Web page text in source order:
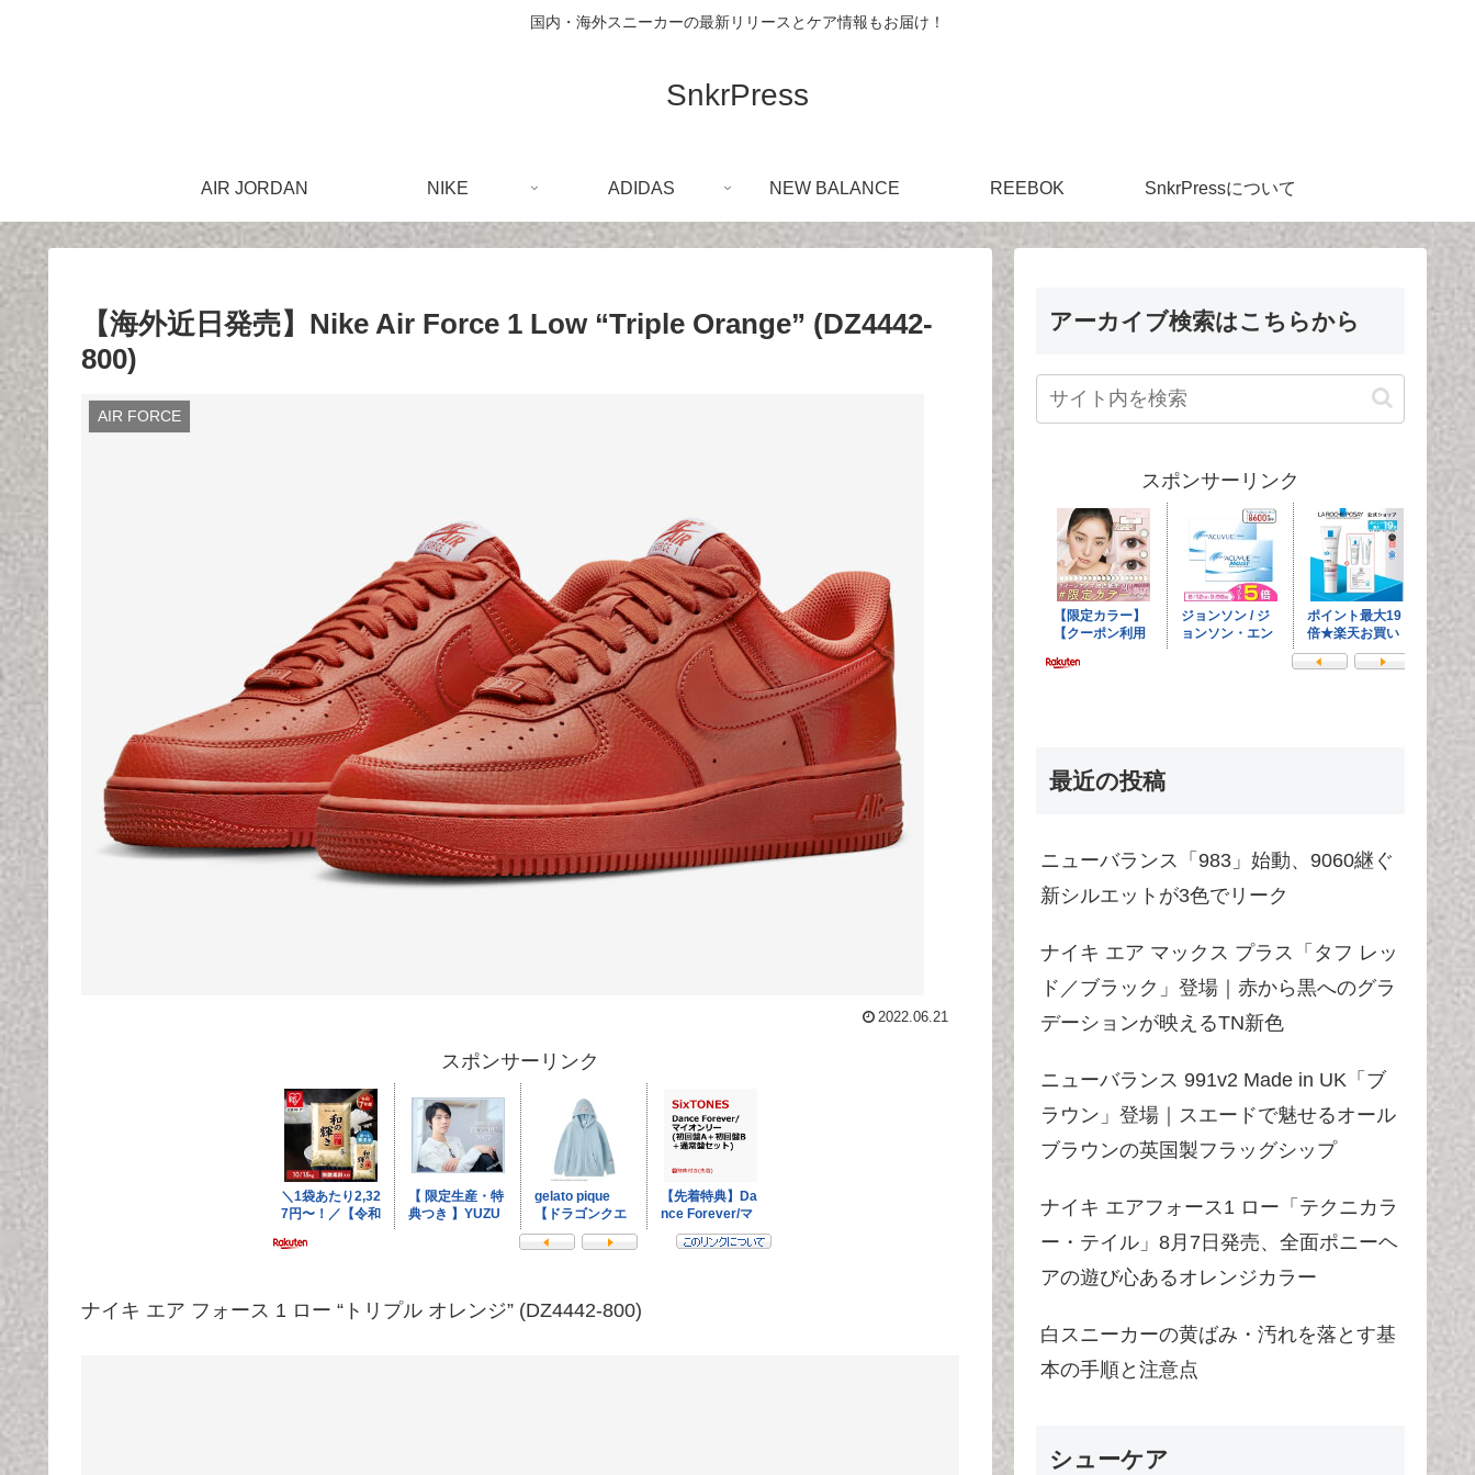
国内・海外スニーカーの最新リリースとケア情報もお届け！
SnkrPress
AIR JORDAN NIKE ADIDAS NEW BALANCE REEBOK SnkrPressについて
【海外近日発売】Nike Air Force 1 Low “Triple Orange” (DZ4442-
800)
AIR FORCE
2022.06.21
スポンサーリンク
ナイキ エア フォース 1 ロー “トリプル オレンジ” (DZ4442-800)
アーカイブ検索はこちらから
スポンサーリンク
最近の投稿
ニューバランス「983」始動、9060継ぐ
新シルエットが3色でリーク
ナイキ エア マックス プラス「タフ レッ
ド／ブラック」登場｜赤から黒へのグラ
デーションが映えるTN新色
ニューバランス 991v2 Made in UK「ブ
ラウン」登場｜スエードで魅せるオール
ブラウンの英国製フラッグシップ
ナイキ エアフォース1 ロー「テクニカラ
ー・テイル」8月7日発売、全面ポニーヘ
アの遊び心あるオレンジカラー
白スニーカーの黄ばみ・汚れを落とす基
本の手順と注意点
シューケア